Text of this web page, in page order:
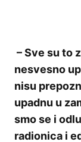
– Sve su to
nesvesno
nisu
upadnu u
smo se i
radionica i